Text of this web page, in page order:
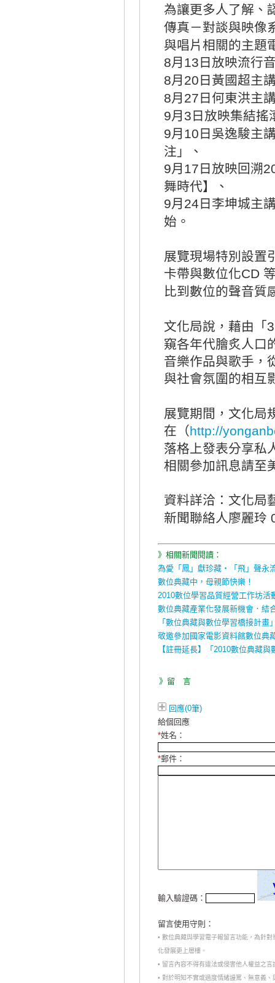
為讓更多人了解、
傳真－對談與映像
與唱片相關的主題
8月 13日放映流行
8月 20日黃國超主
8月 27日何東洪主
9月 3日放映集結搖
9月 10日吳逸駿主
注」、
9月 17日放映回溯
舞時代】、
9月 24日李坤城主
始。
展覽現場特別設置
卡帶與數位化CD
比到數位的聲音質
文化局說，藉由「
窺各年代膾炙人口
音樂作品與歌手，
與社會氛圍的相互
展覽期間，文化局
在（http://
落格上發表分享私
相關參加訊息請至
資料詳洽：文化局
新聞聯絡人廖麗玲
》相關新聞閱讀：
為愛「鳳」獻珍藏‧「飛」聲永
數位典藏中，母親節快樂！
2010數位學習品質經營工作坊活
數位典藏產業化發展新機會．結
「數位典藏與數位學習橋接計
敬邀參加國家電影資料館數位典
【註冊延長】「2010數位典藏
》留 言
回應(0筆)
給個回應
*姓名：
*郵件：
輸入驗證碼：
留言使用守則：
• 數位典藏與學習電子報留言功能，為針
化發展更上層樓。
• 留言內容不得有違法或侵害他人權益之
• 對於明知不實或過度情緒謾罵、無意義